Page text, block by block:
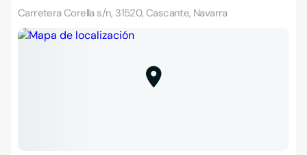
Carretera Corella s/n, 31520, Cascante, Navarra